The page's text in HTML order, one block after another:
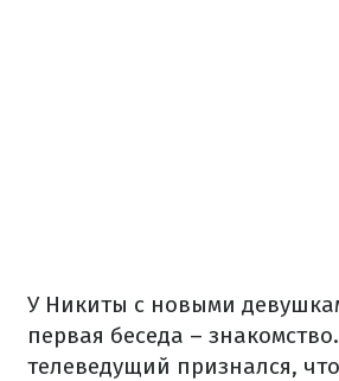
У Никиты с новыми
первая беседа –
телеведущий признался,